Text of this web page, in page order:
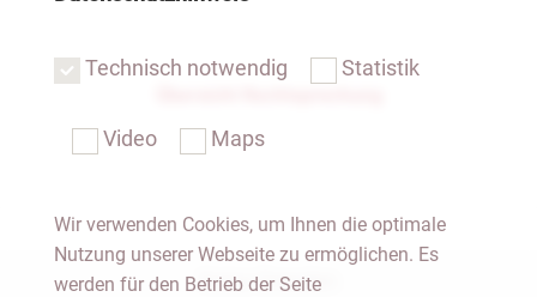
Notar Dresden
Technisch notwendig Statistik
Video Maps
Wir verwenden Cookies, um Ihnen die optimale
Nutzung unserer Webseite zu ermöglichen. Es
werden für den Betrieb der Seite